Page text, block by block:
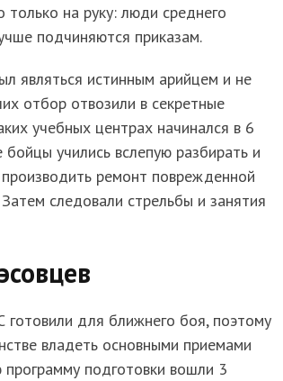
на руку: люди среднего
подчиняются приказам.
являться истинным арийцем и не
отбор отвозили в секретные
учебных центрах начинался в 6
учились вслепую разбирать и
ремонт поврежденной
следовали стрельбы и занятия
для ближнего боя, поэтому
владеть основными приемами
подготовки вошли 3